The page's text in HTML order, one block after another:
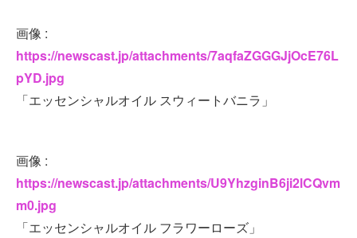
画像 :
https://newscast.jp/attachments/7aqfaZGGGJjOcE76L
pYD.jpg
「エッセンシャルオイル スウィートバニラ」
画像 :
https://newscast.jp/attachments/U9YhzginB6ji2lCQvm
m0.jpg
「エッセンシャルオイル フラワーローズ」